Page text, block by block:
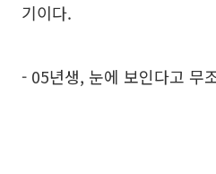
기이다.
- 05년생, 눈에 보인다고 무